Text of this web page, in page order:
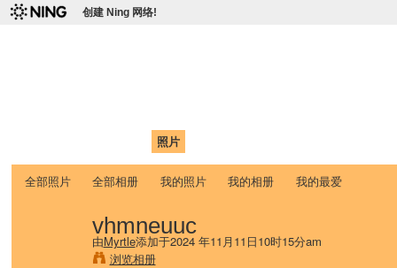
创建 Ning 网络!
照片
全部照片 全部相册 我的照片 我的相册 我的最爱
vhmneuuc
由Myrtle添加于2024 年11月11日10时15分am
浏览相册